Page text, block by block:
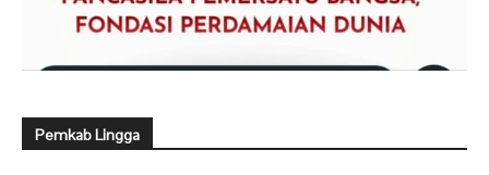
Pemkab Lingga